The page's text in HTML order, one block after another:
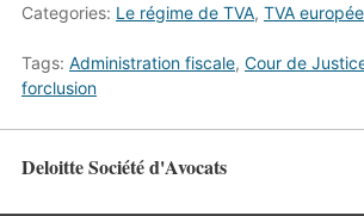
Categories: Le régime de TVA, TVA
Tags: Administration fiscale, Cour de
forclusion
Deloitte Société d'Avocats